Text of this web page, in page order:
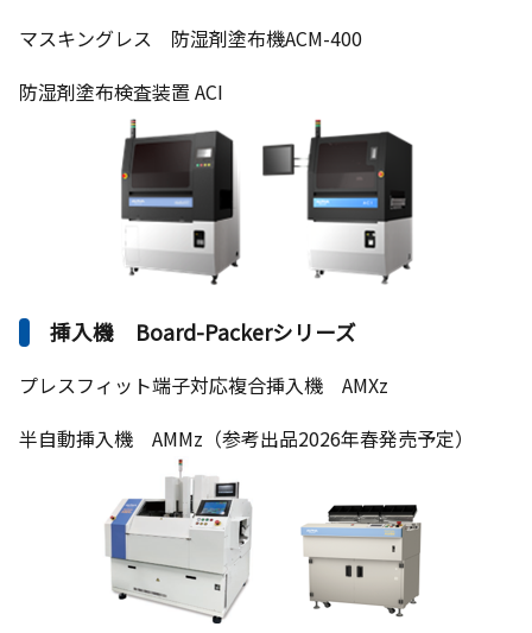
マスキングレス 防湿剤塗布機ACM-400
防湿剤塗布検査装置 ACI
挿入機 Board-Packerシリーズ
プレスフィット端子対応複合挿入機 AMXz
半自動挿入機 AMMz（参考出品2026年春発売予定）